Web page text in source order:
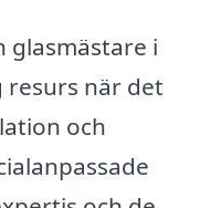
glasmästare i
resurs när det
och